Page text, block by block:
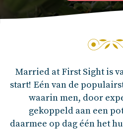
Married at First Sight is
start! Eén van de
waarin men, door
gekoppeld aan een
daarmee op dag één het